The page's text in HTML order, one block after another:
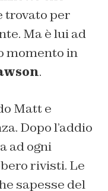
trovato per
Ma è lui ad
momento in
.
Matt e
Dopo l’addio
ad ogni
rivisti. Le
sapesse del